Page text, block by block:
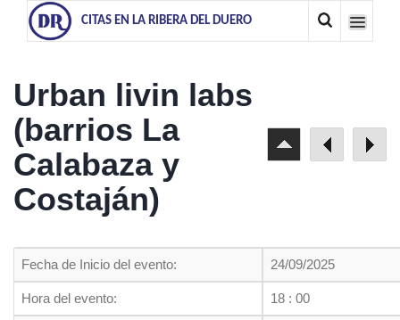
CITAS EN LA RIBERA DEL DUERO
Urban livin labs
(barrios La
Calabaza y
Costaján)
Fecha de Inicio del evento: 24/09/2025
Hora del evento: 18 : 00